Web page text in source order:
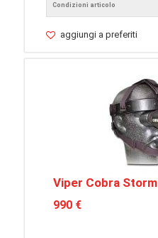
Condizioni articolo
aggiungi a preferiti
Viper Cobra Storm
990 €